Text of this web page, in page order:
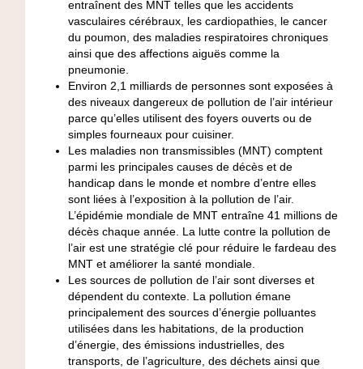
entraînent des MNT telles que les accidents
vasculaires cérébraux, les cardiopathies, le cancer
du poumon, des maladies respiratoires chroniques
ainsi que des affections aiguës comme la
pneumonie.
Environ 2,1 milliards de personnes sont exposées à
des niveaux dangereux de pollution de l’air intérieur
parce qu’elles utilisent des foyers ouverts ou de
simples fourneaux pour cuisiner.
Les maladies non transmissibles (MNT) comptent
parmi les principales causes de décès et de
handicap dans le monde et nombre d’entre elles
sont liées à l’exposition à la pollution de l’air.
L’épidémie mondiale de MNT entraîne 41 millions de
décès chaque année. La lutte contre la pollution de
l’air est une stratégie clé pour réduire le fardeau des
MNT et améliorer la santé mondiale.
Les sources de pollution de l’air sont diverses et
dépendent du contexte. La pollution émane
principalement des sources d’énergie polluantes
utilisées dans les habitations, de la production
d’énergie, des émissions industrielles, des
transports, de l’agriculture, des déchets ainsi que